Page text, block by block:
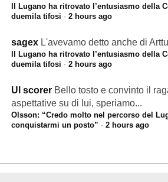
Il Lugano ha ritrovato l’entusiasmo della
duemila tifosi · 2 hours ago
sagex L'avevamo detto anche di
Il Lugano ha ritrovato l’entusiasmo della
duemila tifosi · 2 hours ago
Ul scorer Bello tosto e convinto il
aspettative su di lui, speriamo...
Olsson: “Credo molto nel percorso del
conquistarmi un posto” · 2 hours ago